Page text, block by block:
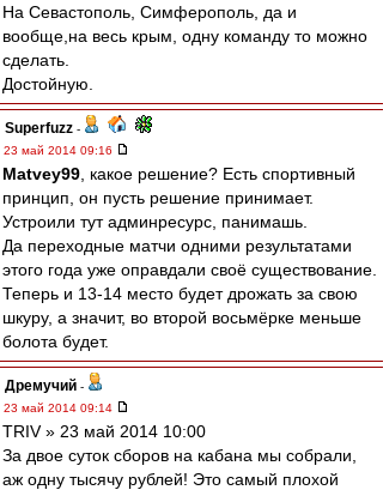
На Севастополь, Симферополь, да и
вообще,на весь крым, одну команду то можно
сделать.
Достойную.
Superfuzz -
23 май 2014 09:16
Matvey99 , какое решение? Есть спортивный
принцип, он пусть решение принимает.
Устроили тут админресурс, панимашь.
Да переходные матчи одними результатами
этого года уже оправдали своё существование.
Теперь и 13-14 место будет дрожать за свою
шкуру, а значит, во второй восьмёрке меньше
болота будет.
Дремучий -
23 май 2014 09:14
TRIV » 23 май 2014 10:00
За двое суток сборов на кабана мы собрали,
аж одну тысячу рублей! Это самый плохой